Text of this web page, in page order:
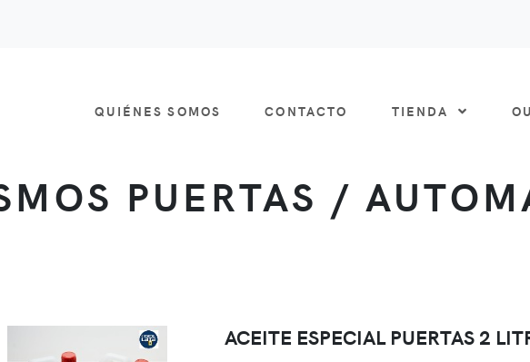
QUIÉNES SOMOS CONTACTO TIENDA
PUERTAS /
ACEITE ESPECIAL PUERTAS 2